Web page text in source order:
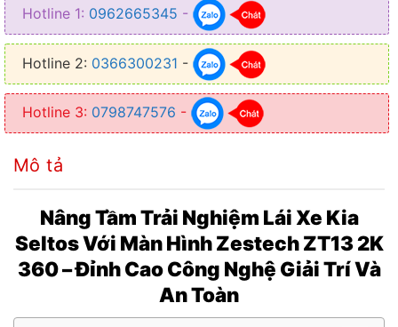
● Bộ nhớ: RAM 4GB – ROM 32GB
● Chip: MTK8667
● Bộ xử lý: ARM Cortex-A75 2.00 GHz; ARM Cortex-A55 1.70 GHz
● Chia đôi màn hình: Có hỗ trợ
● Tích hợp 3 phần mềm bản đồ: Vietmap, Navitel, Google Maps
● Kết nối được Wifi, Bluetooth, Sim 4G
● Năm sản xuất: 2023
Hotline 1: 0962665345 -
Hotline 2: 0366300231 -
Hotline 3: 0798747576 -
Mô tả
Nâng Tầm Trải Nghiệm Lái Xe Kia
Seltos Với Màn Hình Zestech ZT13 2K
360 – Đỉnh Cao Công Nghệ Giải Trí Và
An Toàn